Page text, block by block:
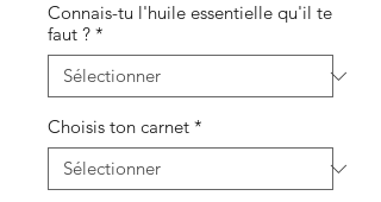
Connais-tu l'huile essentielle qu'il te
faut ? *
Choisis ton carnet *